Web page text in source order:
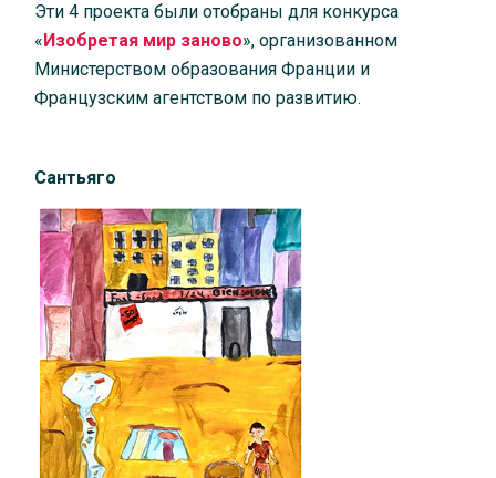
Эти 4 проекта были отобраны для конкурса
«Изобретая мир заново», организованном
Министерством образования Франции и
Французским агентством по развитию.
Сантьяго